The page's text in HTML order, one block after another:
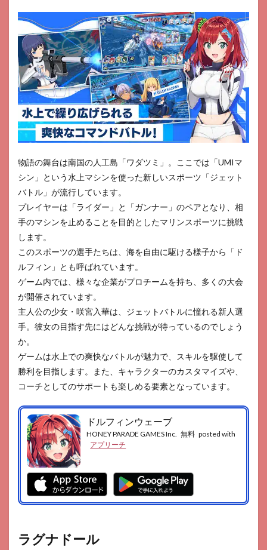
物語の舞台は南国の人工島「ワダツミ」。ここでは「UMIマ
シン」という水上マシンを使った新しいスポーツ「ジェット
バトル」が流行しています。
プレイヤーは「ライダー」と「ガンナー」のペアとなり、相
手のマシンを止めることを目的としたマリンスポーツに挑戦
します。
このスポーツの選手たちは、海を自由に駆ける様子から「ド
ルフィン」とも呼ばれています。
ゲーム内では、様々な企業がプロチームを持ち、多くの大会
が開催されています。
主人公の少女・咲宮入華は、ジェットバトルに憧れる新人選
手。彼女の目指す先にはどんな挑戦が待っているのでしょう
か。
ゲームは水上での爽快なバトルが魅力で、スキルを駆使して
勝利を目指します。また、キャラクターのカスタマイズや、
コーチとしてのサポートも楽しめる要素となっています。
ドルフィンウェーブ
HONEY PARADE GAMES Inc. 無料 posted with
アプリーチ
ラグナドール